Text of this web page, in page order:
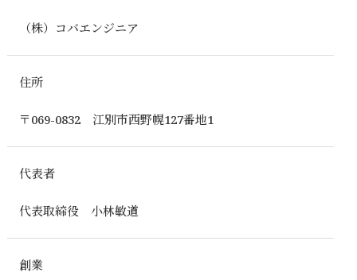
（株）コバエンジニア
住所
〒069-0832 江別市西野幌127番地1
代表者
代表取締役 小林敏道
創業